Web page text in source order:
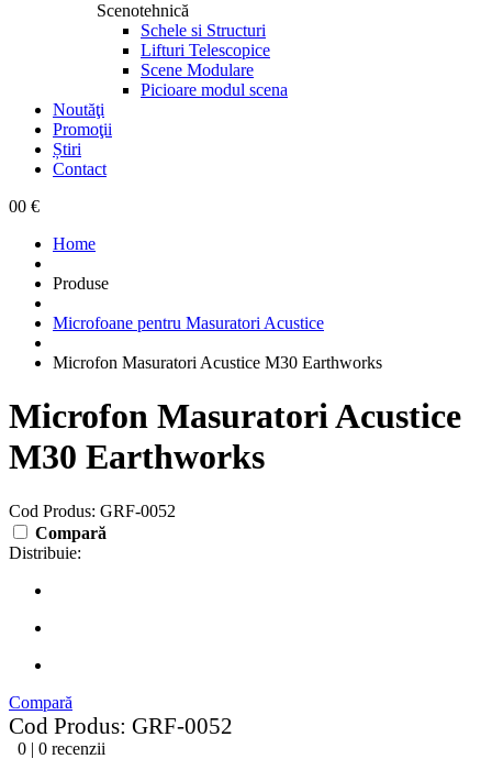
Scenotehnică
Schele si Structuri
Lifturi Telescopice
Scene Modulare
Picioare modul scena
Noutăţi
Promoţii
Știri
Contact
00 €
Home
Produse
Microfoane pentru Masuratori Acustice
Microfon Masuratori Acustice M30 Earthworks
Microfon Masuratori Acustice
M30 Earthworks
Cod Produs: GRF-0052
Compară
Distribuie:
Compară
Cod Produs: GRF-0052
0 | 0 recenzii